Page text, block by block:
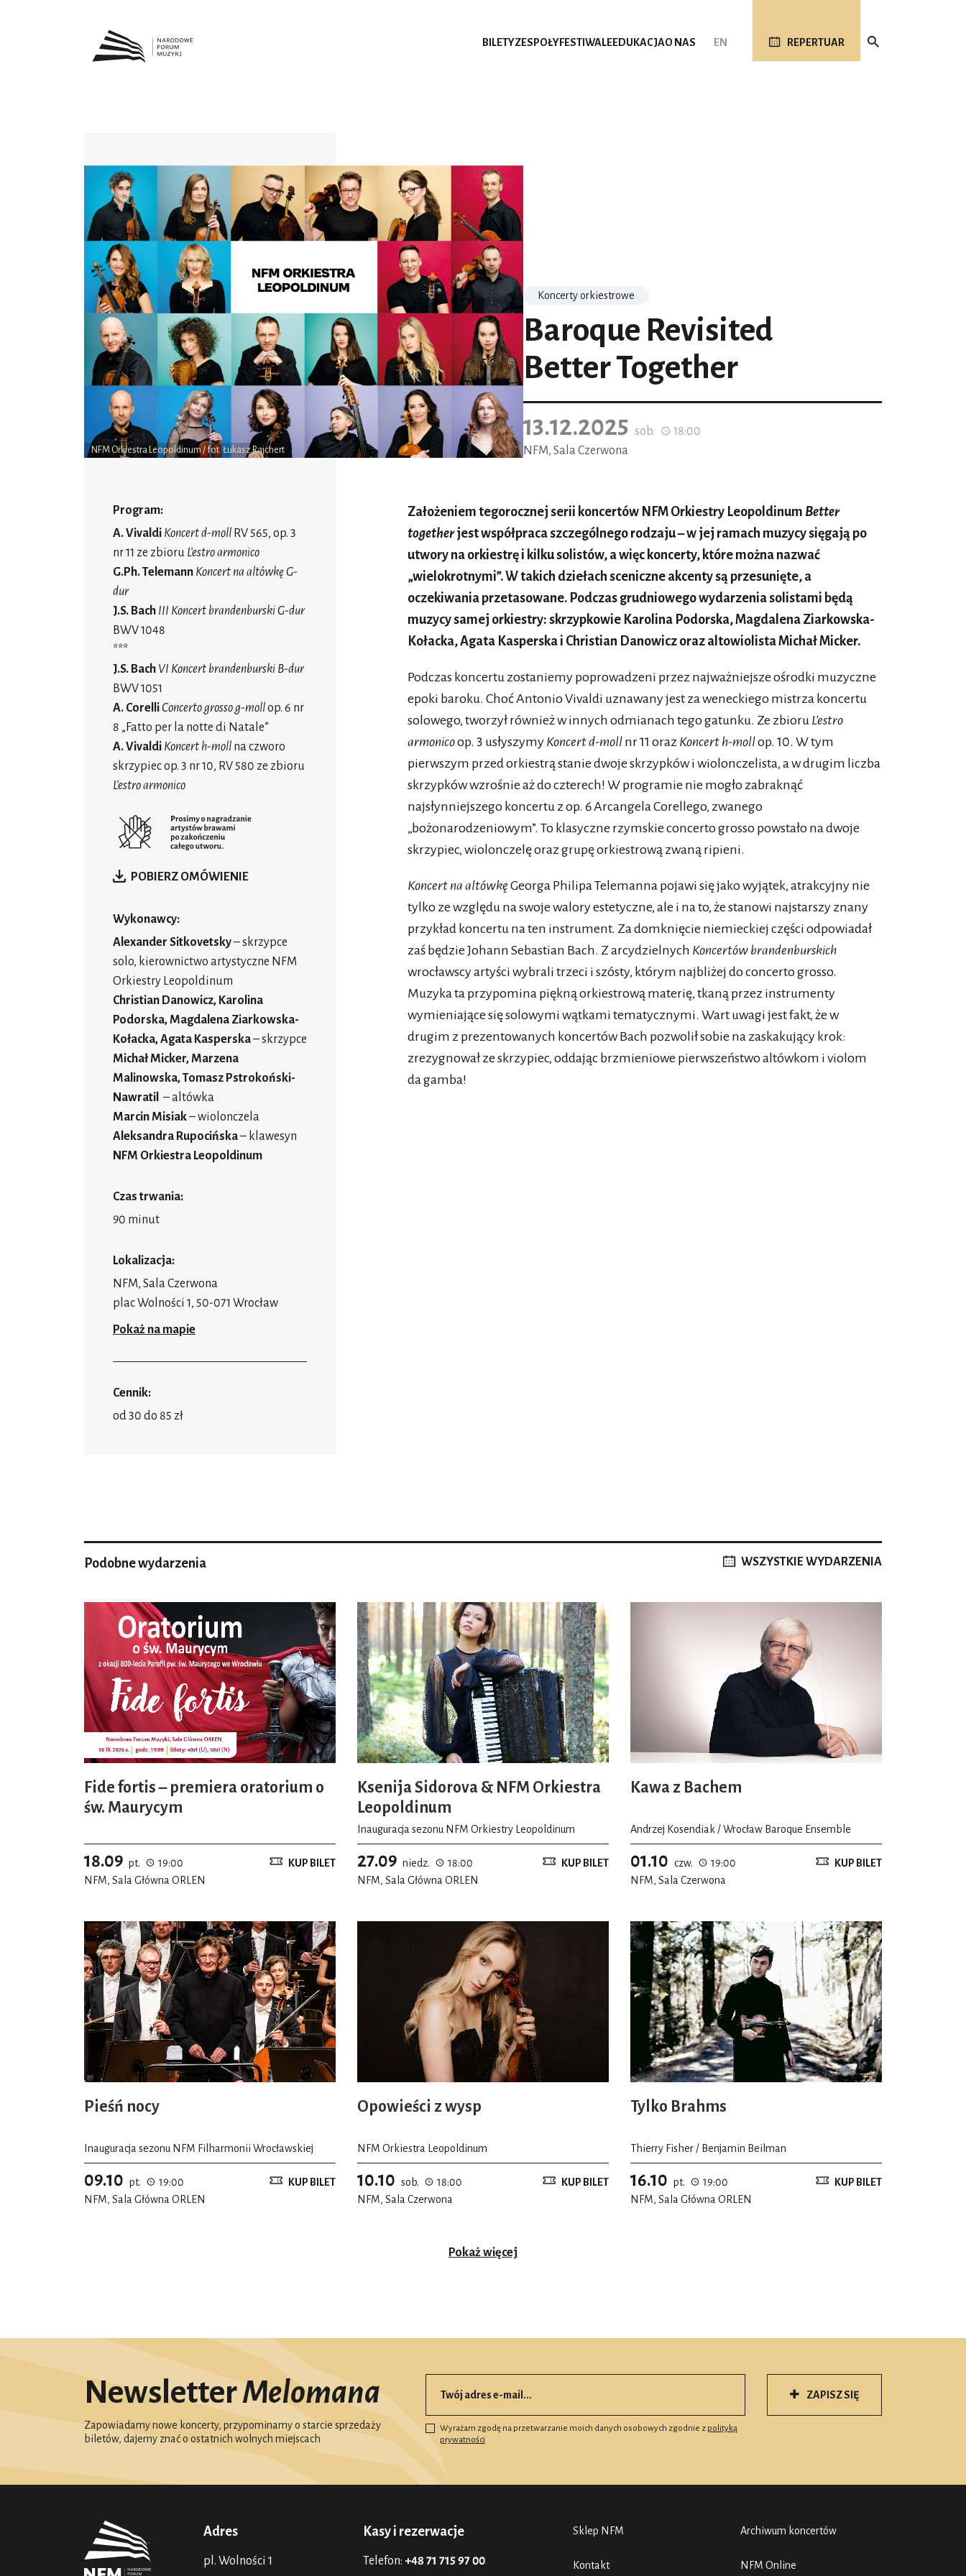
BILETYZESPOŁYFESTIWALEEDUKACJAO NAS EN REPERTUAR
NFM Orkiestra Leopoldinum / fot. Łukasz Rajchert
Koncerty orkiestrowe
Baroque Revisited
Better Together
13.12.2025 sob.
18:00
NFM, Sala Czerwona
Program:
A. Vivaldi Koncert d-moll RV 565, op. 3
nr 11 ze zbioru L’estro armonico
G.Ph. Telemann Koncert na altówkę G-
dur
J.S. Bach III Koncert brandenburski G-dur
BWV 1048
***
J.S. Bach VI Koncert brandenburski B-dur
BWV 1051
A. CorelliConcerto grosso g-mollop. 6 nr
8 „Fatto per la notte di Natale”
A. Vivaldi Koncert h-moll na czworo
skrzypiec op. 3 nr 10, RV 580 ze zbioru
L’estro armonico
POBIERZ OMÓWIENIE
Wykonawcy:
Alexander Sitkovetsky– skrzypce
solo, kierownictwo artystyczne NFM
Orkiestry Leopoldinum
Christian Danowicz, Karolina
Podorska, Magdalena Ziarkowska-
Kołacka, Agata Kasperska– skrzypce
Michał Micker, Marzena
Malinowska, Tomasz Pstrokoński-
Nawratil – altówka
Marcin Misiak– wiolonczela
Aleksandra Rupocińska– klawesyn
NFM Orkiestra Leopoldinum
Czas trwania:
90 minut
Lokalizacja:
NFM, Sala Czerwona
plac Wolności 1, 50-071 Wrocław
Pokaż na mapie
Cennik:
od 30 do 85 zł
Założeniem tegorocznej serii koncertów NFM Orkiestry Leopoldinum Better
togetherjest współpraca szczególnego rodzaju – w jej ramach muzycy sięgają po
utwory na orkiestrę i kilku solistów, a więc koncerty, które można nazwać
„wielokrotnymi”. W takich dziełach sceniczne akcenty są przesunięte, a
oczekiwania przetasowane. Podczas grudniowego wydarzenia solistami będą
muzycy samej orkiestry: skrzypkowie Karolina Podorska, Magdalena Ziarkowska-
Kołacka, Agata Kasperska i Christian Danowicz oraz altowiolista Michał Micker.
Podczas koncertu zostaniemy poprowadzeni przez najważniejsze ośrodki muzyczne
epoki baroku. Choć Antonio Vivaldi uznawany jest za weneckiego mistrza koncertu
solowego, tworzył również w innych odmianach tego gatunku. Ze zbioru L’estro
armonicoop. 3 usłyszymy Koncert d-moll nr 11 oraz Koncert h-mollop. 10. W tym
pierwszym przed orkiestrą stanie dwoje skrzypków i wiolonczelista, a w drugim liczba
skrzypków wzrośnie aż do czterech! W programie nie mogło zabraknąć
najsłynniejszego koncertu z op. 6 Arcangela Corellego, zwanego
„bożonarodzeniowym”. To klasyczne rzymskie concerto grosso powstało na dwoje
skrzypiec, wiolonczelę oraz grupę orkiestrową zwaną ripieni.
Koncert na altówkę Georga Philipa Telemanna pojawi się jako wyjątek, atrakcyjny nie
tylko ze względu na swoje walory estetyczne, ale i na to, że stanowi najstarszy znany
przykład koncertu na ten instrument. Za domknięcie niemieckiej części odpowiadał
zaś będzie Johann Sebastian Bach. Z arcydzielnych Koncertów brandenburskich
wrocławscy artyści wybrali trzeci i szósty, którym najbliżej do concerto grosso.
Muzyka ta przypomina piękną orkiestrową materię, tkaną przez instrumenty
wymieniające się solowymi wątkami tematycznymi. Wart uwagi jest fakt, że w
drugim z prezentowanych koncertów Bach pozwolił sobie na zaskakujący krok:
zrezygnował ze skrzypiec, oddając brzmieniowe pierwszeństwo altówkom i violom
da gamba!
Podobne wydarzenia WSZYSTKIE WYDARZENIA
Fide fortis – premiera oratorium o
św. Maurycym
18.09 pt.
19:00
NFM, Sala Główna ORLEN
KUP BILET
Ksenija Sidorova & NFM Orkiestra
Leopoldinum
Inauguracja sezonu NFM Orkiestry Leopoldinum
27.09 niedz.
18:00
NFM, Sala Główna ORLEN
KUP BILET
Kawa z Bachem
Andrzej Kosendiak / Wrocław Baroque Ensemble
01.10 czw.
19:00
NFM, Sala Czerwona
KUP BILET
Pieśń nocy
Inauguracja sezonu NFM Filharmonii Wrocławskiej
09.10 pt.
19:00
NFM, Sala Główna ORLEN
KUP BILET
Opowieści z wysp
NFM Orkiestra Leopoldinum
10.10 sob.
18:00
NFM, Sala Czerwona
KUP BILET
Tylko Brahms
Thierry Fisher / Benjamin Beilman
16.10 pt.
19:00
NFM, Sala Główna ORLEN
KUP BILET
Pokaż więcej
NewsletterMelomana
Zapowiadamy nowe koncerty, przypominamy o starcie sprzedaży
biletów, dajemy znać o ostatnich wolnych miejscach
Wyrażam zgodę na przetwarzanie moich danych osobowych zgodnie z polityką
prywatności
ZAPISZ SIĘ
Adres
pl. Wolności 1
Kasy i rezerwacje
Telefon: +48 71 715 97 00
Sklep NFM
Kontakt
Archiwum koncertów
NFM Online